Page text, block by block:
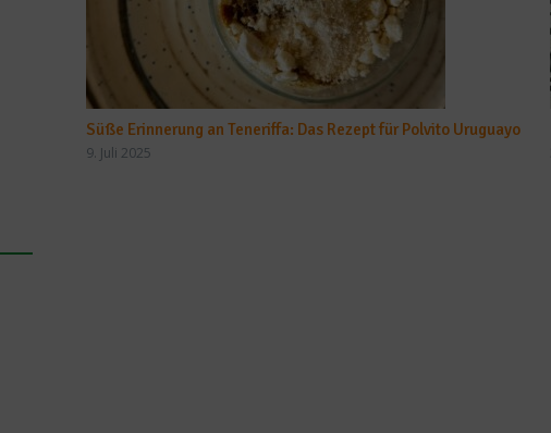
Süße Erinnerung an Teneriffa: Das Rezept für Polvito Uruguayo
9. Juli 2025